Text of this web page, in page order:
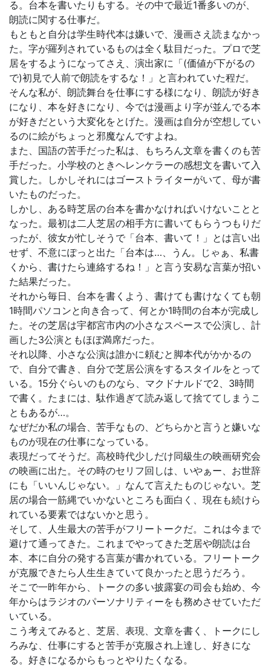
る。台本を書いたりもする。その中で最近1番多いのが、
朗読に関する仕事だ。
もともと自分は学生時代本は嫌いで、漫画さえ読まなかっ
た。字が羅列されているものは全く駄目だった。プロで芝
居をするようになってさえ、演出家に「(価値が下がるの
で)初見で人前で朗読をするな！」と言われていた程だ。
そんな私が、朗読舞台を仕事にする様になり、朗読が好き
になり、本を好きになり、今では漫画より字が並んでる本
が好きだという大変化をとげた。漫画は自分が空想してい
るのに絵がちょっと邪魔なんですよね。
また、国語の苦手だった私は、もちろん文章を書くのも苦
手だった。小学校のときヘレンケラーの感想文を書いて入
賞した。しかしそれにはゴーストライターがいて、母が書
いたものだった。
しかし、ある時芝居の台本を書かなければいけないことと
なった。最初は二人芝居の相手方に書いてもらうつもりだ
ったが、彼女が忙しそうで「台本、書いて！」とは言い出
せず、不意にぽっと出た「台本は…、うん。じゃぁ、私書
くから、書けたら連絡するね！」と言う安易な言葉が招い
た結果だった。
それから毎日、台本を書くよう、書けても書けなくても朝
1時間パソコンと向き合って、何とか1時間の台本が完成し
た。その芝居は宇都宮市内の小さなスペースで公演し、計
画した3公演ともほぼ満席だった。
それ以降、小さな公演は誰かに頼むと脚本代がかかるの
で、自分で書き、自分で芝居公演をするスタイルをとって
いる。15分ぐらいのものなら、マクドナルドで2、3時間
で書く。たまには、駄作過ぎて読み返して捨ててしまうこ
ともあるが…。
なぜだか私の場合、苦手なもの、どちらかと言うと嫌いな
ものが現在の仕事になっている。
表現だってそうだ。高校時代少しだけ同級生の映画研究会
の映画に出た。その時のセリフ回しは、いやぁー、お世辞
にも「いいんじゃない。」なんて言えたものじゃない。芝
居の場合一筋縄でいかないところも面白く、現在も続けら
れている要素ではないかと思う。
そして、人生最大の苦手がフリートークだ。これは今まで
避けて通ってきた。これまでやってきた芝居や朗読は台
本、本に自分の発する言葉が書かれている。フリートーク
が克服できたら人生生きていて良かったと思うだろう。
そこで一昨年から、トークの多い披露宴の司会も始め、今
年からはラジオのパーソナリティーをも務めさせていただ
いている。
こう考えてみると、芝居、表現、文章を書く、トークにし
ろみな、仕事にすると苦手が克服され上達し、好きにな
る。好きになるからもっとやりたくなる。